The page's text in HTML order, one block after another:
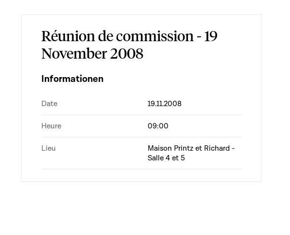
Réunion de commission - 19
November 2008
Informationen
Date 19.11.2008
Heure 09:00
Lieu
Maison Printz et Richard -
Salle 4 et 5